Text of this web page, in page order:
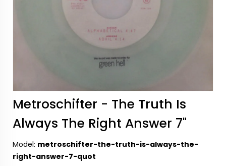
Metroschifter - The Truth Is
Always The Right Answer 7"
Model: metroschifter-the-truth-is-always-the-
right-answer-7-quot